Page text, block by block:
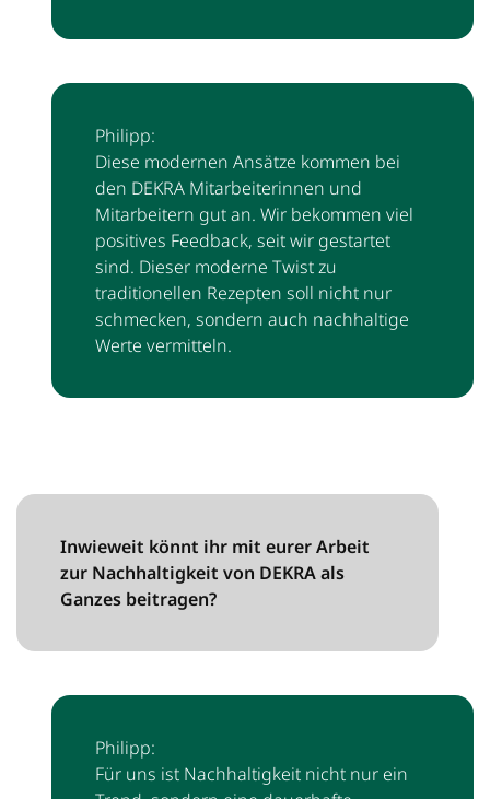
Philipp:
Diese modernen Ansätze kommen bei
den DEKRA Mitarbeiterinnen und
Mitarbeitern gut an. Wir bekommen viel
positives Feedback, seit wir gestartet
sind. Dieser moderne Twist zu
traditionellen Rezepten soll nicht nur
schmecken, sondern auch nachhaltige
Werte vermitteln.
Inwieweit könnt ihr mit eurer Arbeit
zur Nachhaltigkeit von DEKRA als
Ganzes beitragen?
Philipp:
Für uns ist Nachhaltigkeit nicht nur ein